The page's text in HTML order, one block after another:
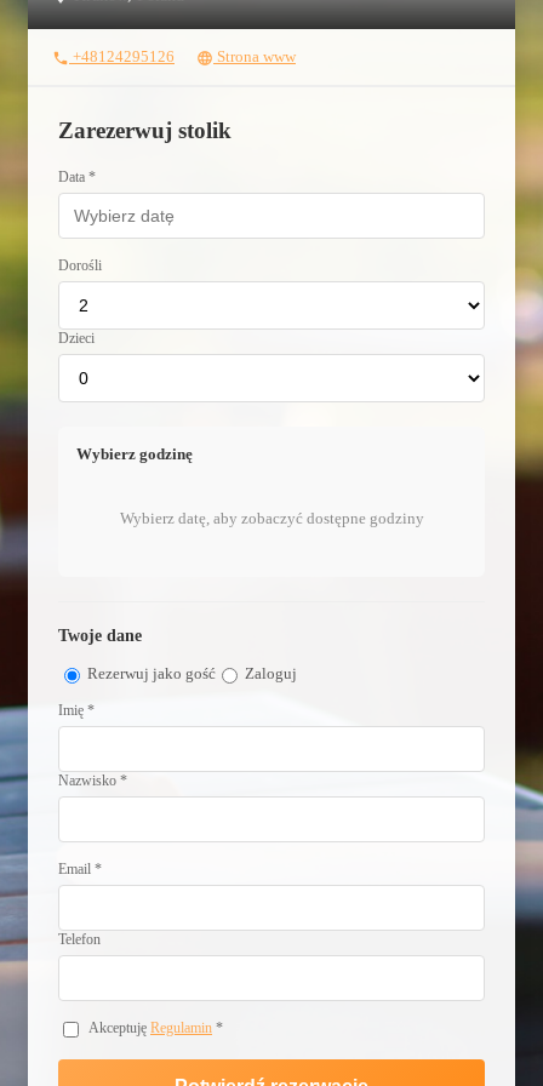
phone +48124295126 language Strona www
Zarezerwuj stolik
Data *
Dorośli
Dzieci
Wybierz godzinę
Wybierz datę, aby zobaczyć dostępne godziny
Twoje dane
Rezerwuj jako gość Zaloguj
Imię *
Nazwisko *
Email *
Telefon
Akceptuję Regulamin *